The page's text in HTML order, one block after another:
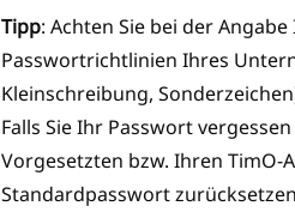
Tipp: Achten Sie bei der
Passwortrichtlinien Ihres
Kleinschreibung,
Falls Sie Ihr Passwort
Vorgesetzten bzw. Ihren
Standardpasswort